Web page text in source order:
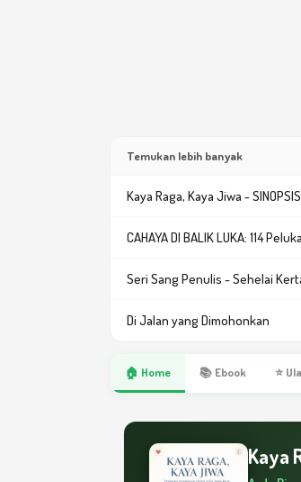
Temukan lebih banyak
Kaya Raga, Kaya Jiwa - SINOPSIS
CAHAYA DI BALIK LUKA: 114
Seri Sang Penulis - Sehelai
Di Jalan yang Dimohonkan
🏠 Home 📚 Ebook ⭐
Kaya